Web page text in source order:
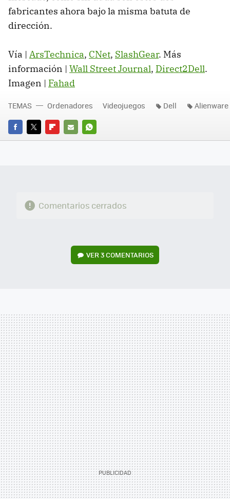
fabricantes ahora bajo la misma batuta de
dirección.
Vía | ArsTechnica, CNet, SlashGear. Más
información | Wall Street Journal, Direct2Dell.
Imagen | Fahad
FACEBOOK
TWITTERFLIPBOARD
E-
WHATSAPP
TEMAS Ordenadores Videojuegos Dell Alienware
Comentarios cerrados
VER3 COMENTARIOS